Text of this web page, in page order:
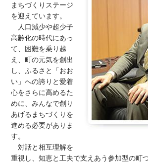
まちづくりステージ
を迎えています。
人口減少や超少子
高齢化の時代にあっ
て、困難を乗り越
え、町の元気を創出
し、ふるさと「おお
い」への誇りと愛着
心をさらに高めるた
めに、みんなで創り
あげるまちづくりを
進める必要がありま
す。
対話と相互理解を
重視し、知恵と工夫で支えあう参加型の町